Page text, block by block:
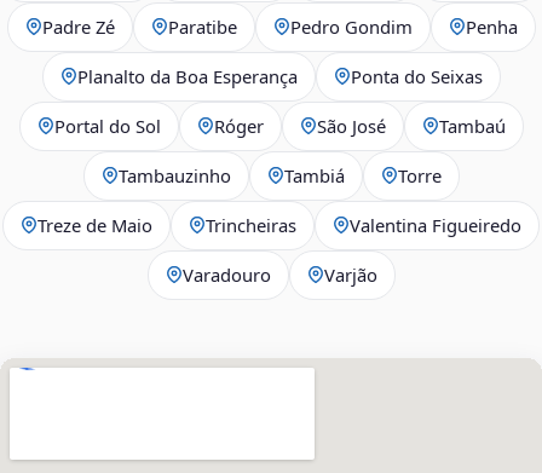
Padre Zé Paratibe Pedro Gondim Penha
Planalto da Boa Esperança Ponta do Seixas
Portal do Sol Róger São José Tambaú
Tambauzinho Tambiá Torre
Treze de Maio Trincheiras Valentina Figueiredo
Varadouro Varjão